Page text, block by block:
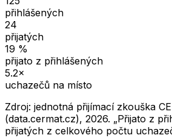
přihlášených
24
přijatých
19 %
přijato z přihlášených
5.2×
uchazečů na místo
Zdroj: jednotná přijímací zkouška
(data.cermat.cz), 2026. „Přijato z
přijatých z celkového počtu